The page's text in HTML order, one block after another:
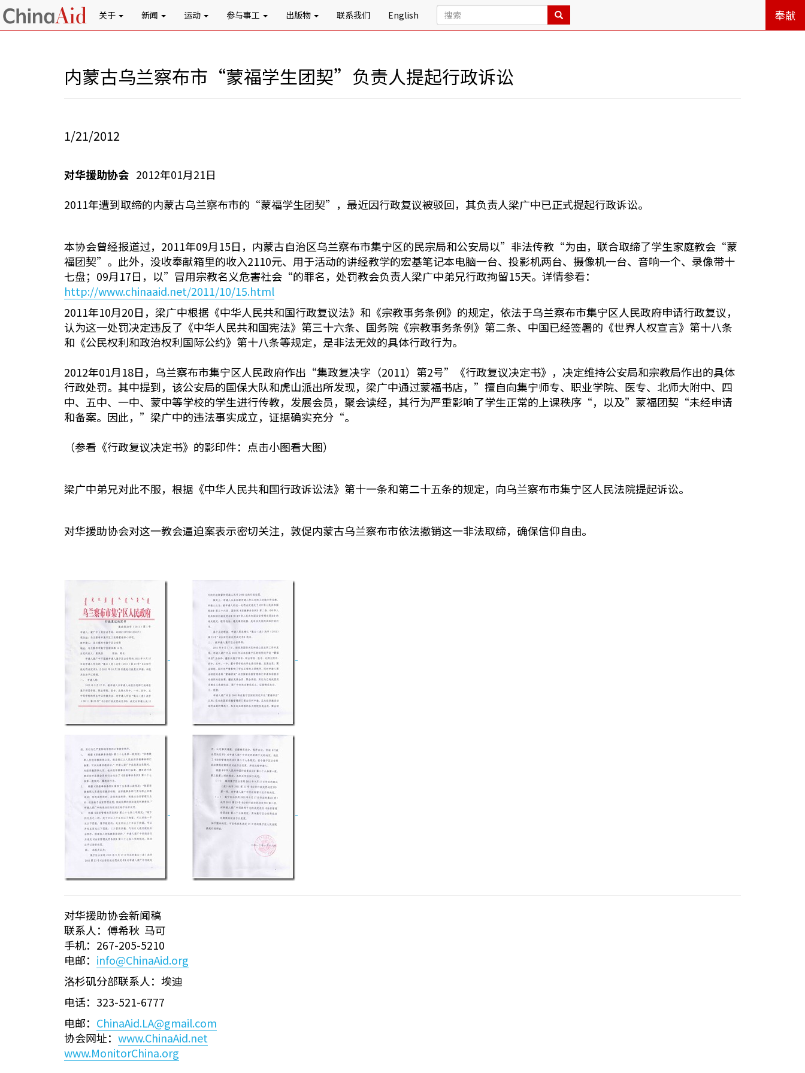
关于 新闻 运动 参与事工 出版物 联系我们 English 奉献
内蒙古乌兰察布市“蒙福学生团契”负责人提起行政诉讼
1/21/2012
对华援助协会 2012年01月21日
2011年遭到取缔的内蒙古乌兰察布市的“蒙福学生团契”，最近因行政复议被驳回，其负责人梁广中已正式提起行政诉讼。
本协会曾经报道过，2011年09月15日，内蒙古自治区乌兰察布市集宁区的民宗局和公安局以”非法传教“为由，联合取缔了学生家庭教会“蒙
福团契”。此外，没收奉献箱里的收入2110元、用于活动的讲经教学的宏基笔记本电脑一台、投影机两台、摄像机一台、音响一个、录像带十
七盘；09月17日，以”冒用宗教名义危害社会“的罪名，处罚教会负责人梁广中弟兄行政拘留15天。详情参看：
http://www.chinaaid.net/2011/10/15.html
2011年10月20日，梁广中根据《中华人民共和国行政复议法》和《宗教事务条例》的规定，依法于乌兰察布市集宁区人民政府申请行政复议，
认为这一处罚决定违反了《中华人民共和国宪法》第三十六条、国务院《宗教事务条例》第二条、中国已经签署的《世界人权宣言》第十八条
和《公民权利和政治权利国际公约》第十八条等规定，是非法无效的具体行政行为。
2012年01月18日，乌兰察布市集宁区人民政府作出“集政复决字（2011）第2号”《行政复议决定书》，决定维持公安局和宗教局作出的具体
行政处罚。其中提到，该公安局的国保大队和虎山派出所发现，梁广中通过蒙福书店，”擅自向集宁师专、职业学院、医专、北师大附中、四
中、五中、一中、蒙中等学校的学生进行传教，发展会员，聚会读经，其行为严重影响了学生正常的上课秩序“，以及”蒙福团契“未经申请
和备案。因此，”梁广中的违法事实成立，证据确实充分“。
（参看《行政复议决定书》的影印件：点击小图看大图）
梁广中弟兄对此不服，根据《中华人民共和国行政诉讼法》第十一条和第二十五条的规定，向乌兰察布市集宁区人民法院提起诉讼。
对华援助协会对这一教会逼迫案表示密切关注，敦促内蒙古乌兰察布市依法撤销这一非法取缔，确保信仰自由。
对华援助协会新闻稿
联系人：傅希秋 马可
手机：267-205-5210
电邮： info@ChinaAid.org
洛杉矶分部联系人：埃迪
电话：323-521-6777
电邮： ChinaAid.LA@gmail.com
协会网址： www.ChinaAid.net
www.MonitorChina.org